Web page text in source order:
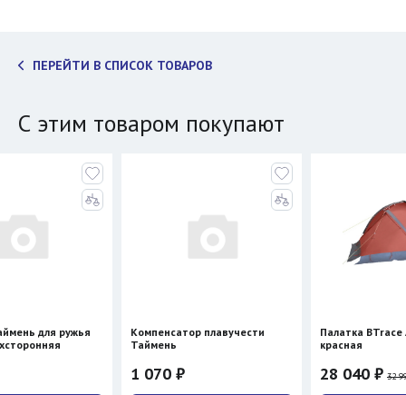
ПЕРЕЙТИ В СПИСОК ТОВАРОВ
С этим товаром покупают
Компенсатор плавучести
Палатка BTrace ATLANT 3
28 040 ₽ 32 990 ₽